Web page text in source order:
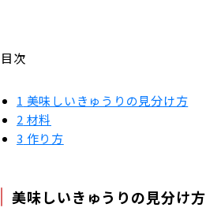
目次
1 美味しいきゅうりの見分け方
2 材料
3 作り方
美味しいきゅうりの見分け方